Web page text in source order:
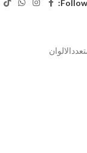
Follow: